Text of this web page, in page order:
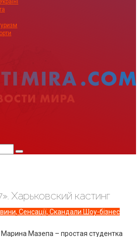
Харьковский кастинг
Сенсації, Скандали Шоу-бізнес
Мазепа – простая студентка